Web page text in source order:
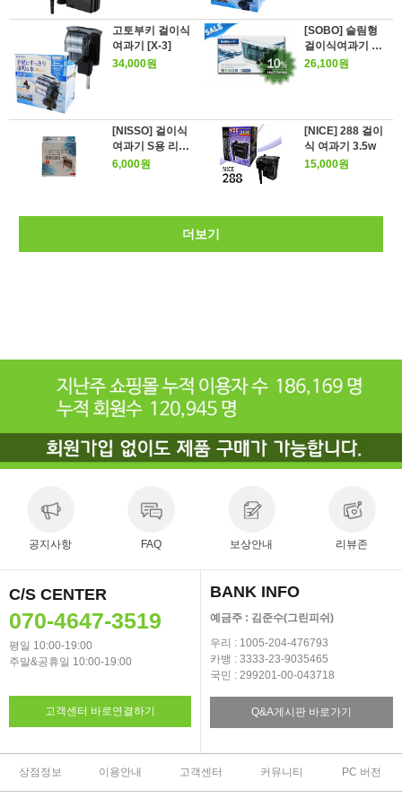
고토부키 걸이식
여과기 [X-3]
34,000원
[SOBO] 슬림형
걸이식여과기 WP
-508
26,100원
[NISSO] 걸이식
여과기 S용 리필
필터 2개
6,000원
[NICE] 288 걸이
식 여과기 3.5w
15,000원
더보기
공지사항 FAQ 보상안내 리뷰존
C/S CENTER
070-4647-3519
평일 10:00-19:00
주말&공휴일 10:00-19:00
고객센터 바로연결하기
BANK INFO
예금주 : 김준수(그린피쉬)
우리 : 1005-204-476793
카뱅 : 3333-23-9035465
국민 : 299201-00-043718
Q&A게시판 바로가기
상점정보 이용안내 고객센터 커뮤니티 PC 버전